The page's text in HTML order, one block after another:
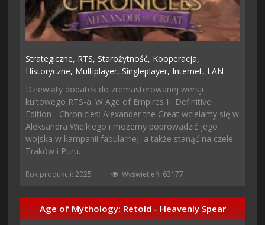
Strategiczne, RTS,Starożytność, Kooperacja,
Historyczne, Multiplayer,Singleplayer, Internet, LAN
Dziewiąty dodatek do zremasterowanej wersji
kultowego RTS-a. W Age of Empires II: Definitive
Edition - Chronicles: Alexander the Great wcielamy się w
Aleksandra Wielkiego i możemy poprowadzić jego
wojska w kampanii fabularnej, a także stanąć na czele
Traków i Puru.
Rok produkcji: 2025 Wyświetleń: 63177
Age of Mythology: Retold - Heavenly Spear